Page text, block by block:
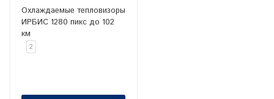
Охлаждаемые тепловизоры
ИРБИС 1280 пикс до 102
км
2